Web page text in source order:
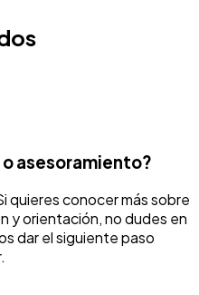
asesoramiento?
quieres conocer más sobre
y orientación, no dudes en
dar el siguiente paso